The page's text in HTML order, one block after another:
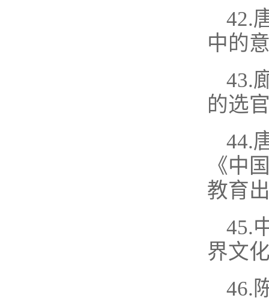
42.
中的
43.
的选
44.
《中
教育
45.
界文
46.